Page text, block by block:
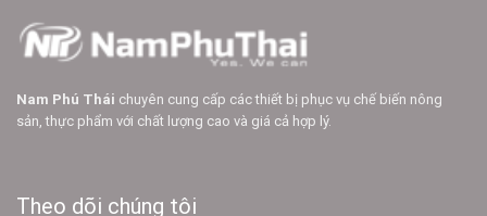
Nam Phú Thái chuyên cung cấp các thiết bị phục vụ chế biến nông
sản, thực phẩm với chất lượng cao và giá cả hợp lý.
Theo dõi chúng tôi